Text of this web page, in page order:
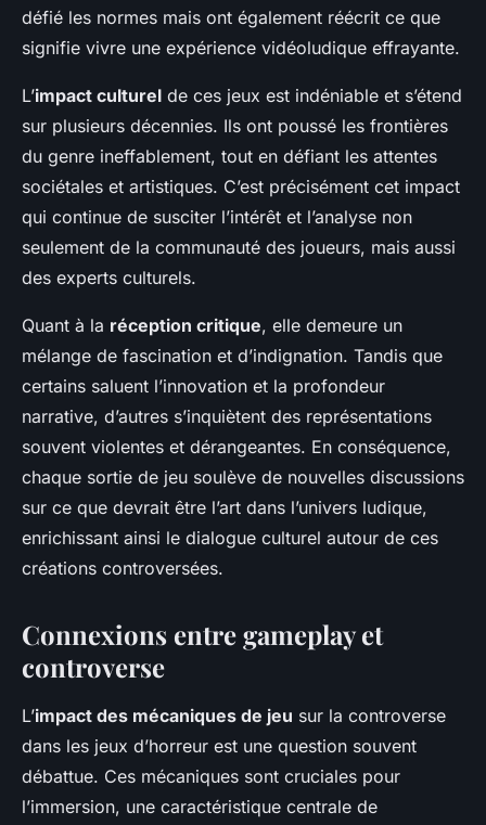
défié les normes mais ont également réécrit ce que
signifie vivre une expérience vidéoludique effrayante.
L’impact culturel de ces jeux est indéniable et s’étend
sur plusieurs décennies. Ils ont poussé les frontières
du genre ineffablement, tout en défiant les attentes
sociétales et artistiques. C’est précisément cet impact
qui continue de susciter l’intérêt et l’analyse non
seulement de la communauté des joueurs, mais aussi
des experts culturels.
Quant à la réception critique, elle demeure un
mélange de fascination et d’indignation. Tandis que
certains saluent l’innovation et la profondeur
narrative, d’autres s’inquiètent des représentations
souvent violentes et dérangeantes. En conséquence,
chaque sortie de jeu soulève de nouvelles discussions
sur ce que devrait être l’art dans l’univers ludique,
enrichissant ainsi le dialogue culturel autour de ces
créations controversées.
Connexions entre gameplay et
controverse
L’impact des mécaniques de jeu sur la controverse
dans les jeux d’horreur est une question souvent
débattue. Ces mécaniques sont cruciales pour
l’immersion, une caractéristique centrale de